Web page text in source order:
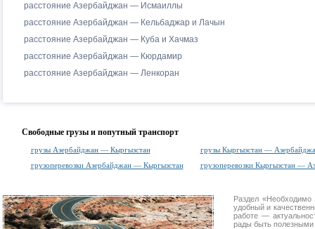
расстояние Азербайджан — Исмаиллы
расстояние Азербайджан — Кельбаджар и Лачын
расстояние Азербайджан — Куба и Хачмаз
расстояние Азербайджан — Кюрдамир
расстояние Азербайджан — Ленкоран
Свободные грузы и попутный транспорт
грузы Азербайджан — Кыргызстан
грузы Кыргызстан —
грузоперевозки Азербайджан — Кыргызстан
грузоперевозки Кыргызстан —
Раздел
удобный и
работе —
рады быть полезными